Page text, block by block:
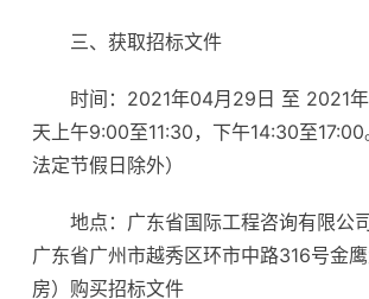
三、获取招标文件
时间：2021年04月29日 至 2021
天上午9:00至11:30，下午14:30至17:00
法定节假日除外）
地点：广东省国际工程咨询有限公
广东省广州市越秀区环市中路316号金
房）购买招标文件